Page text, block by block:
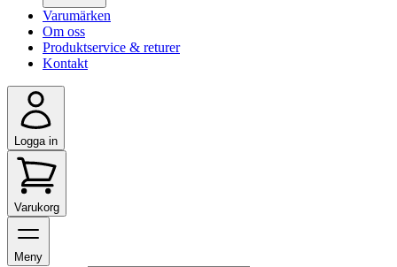
Varumärken
Om oss
Produktservice & returer
Kontakt
Logga in
Varukorg
Meny